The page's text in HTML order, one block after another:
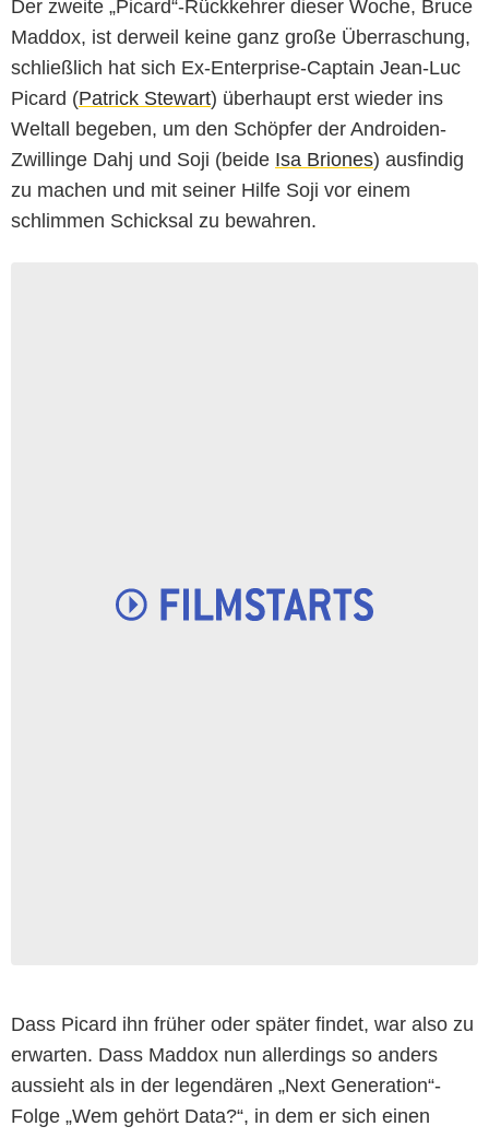
Der zweite „Picard“-Rückkehrer dieser Woche, Bruce
Maddox, ist derweil keine ganz große Überraschung,
schließlich hat sich Ex-Enterprise-Captain Jean-Luc
Picard (Patrick Stewart) überhaupt erst wieder ins
Weltall begeben, um den Schöpfer der Androiden-
Zwillinge Dahj und Soji (beide Isa Briones) ausfindig
zu machen und mit seiner Hilfe Soji vor einem
schlimmen Schicksal zu bewahren.
Dass Picard ihn früher oder später findet, war also zu
erwarten. Dass Maddox nun allerdings so anders
aussieht als in der legendären „Next Generation“-
Folge „Wem gehört Data?“, in dem er sich einen
CBS